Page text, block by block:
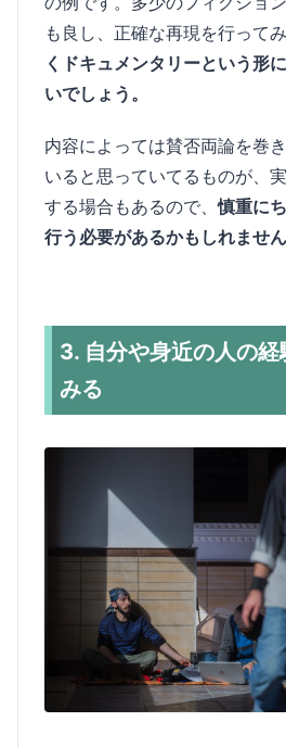
も良し、正確な再現を行ってみ
くドキュメンタリーという形
いでしょう。
内容によっては賛否両論を巻
いると思っていてるものが、
する場合もあるので、慎重に
行う必要があるかもしれません
3. 自分や身近の人の
みる